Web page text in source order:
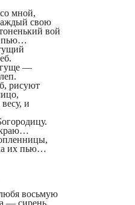
мной,
свою
вой
пью…
гуще —
рисуют
и
краю…
их пью…
восьмую
— сирень.